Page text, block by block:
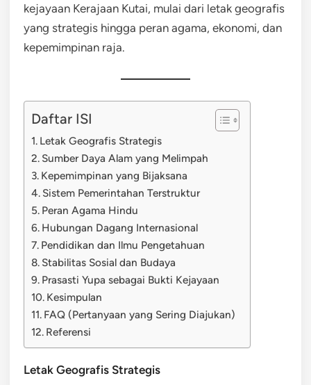
kejayaan Kerajaan Kutai, mulai dari letak geografis
yang strategis hingga peran agama, ekonomi, dan
kepemimpinan raja.
Daftar ISI
Letak Geografis Strategis
Sumber Daya Alam yang Melimpah
Kepemimpinan yang Bijaksana
Sistem Pemerintahan Terstruktur
Peran Agama Hindu
Hubungan Dagang Internasional
Pendidikan dan Ilmu Pengetahuan
Stabilitas Sosial dan Budaya
Prasasti Yupa sebagai Bukti Kejayaan
Kesimpulan
FAQ (Pertanyaan yang Sering Diajukan)
Referensi
Letak Geografis Strategis